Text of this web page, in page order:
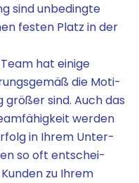
sind unbe­ding­te
festen Platz in der
hat eini­ge
die Moti­
sind. Auch das
wer­den
in Ihrem Unter­
so oft ent­schei­
zu Ihrem